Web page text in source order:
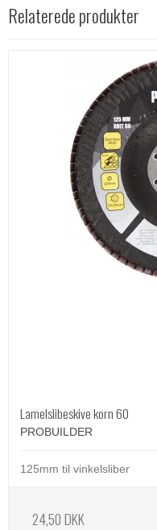
Relaterede produkter
Lamelslibeskive korn 60
PROBUILDER
125mm til vinkelsliber
24,50 DKK